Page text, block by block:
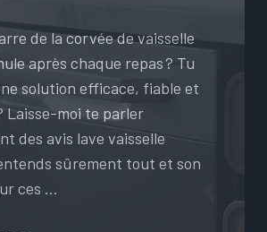
de la corvée de vaisselle
après chaque repas ? Tu
solution efficace, fiable et
Laisse-moi te parler
des avis lave vaisselle
sûrement tout et son
ces …